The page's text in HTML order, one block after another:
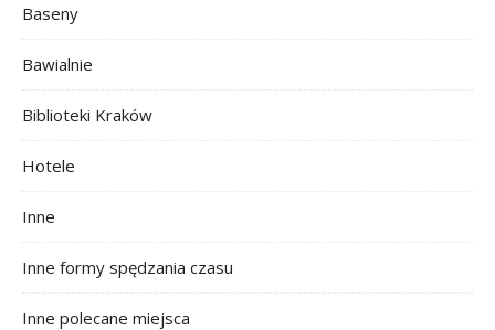
Baseny
Bawialnie
Biblioteki Kraków
Hotele
Inne
Inne formy spędzania czasu
Inne polecane miejsca